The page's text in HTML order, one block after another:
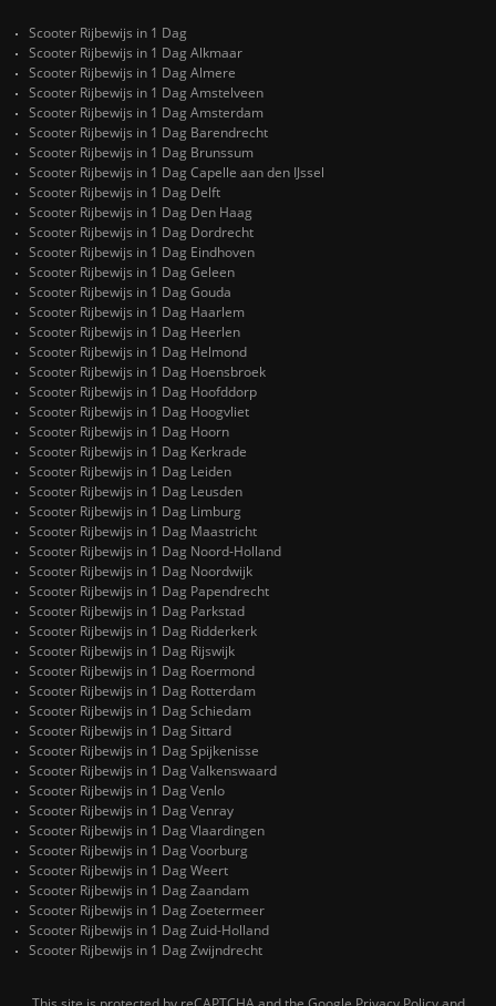
Scooter Rijbewijs in 1 Dag
Scooter Rijbewijs in 1 Dag Alkmaar
Scooter Rijbewijs in 1 Dag Almere
Scooter Rijbewijs in 1 Dag Amstelveen
Scooter Rijbewijs in 1 Dag Amsterdam
Scooter Rijbewijs in 1 Dag Barendrecht
Scooter Rijbewijs in 1 Dag Brunssum
Scooter Rijbewijs in 1 Dag Capelle aan den IJssel
Scooter Rijbewijs in 1 Dag Delft
Scooter Rijbewijs in 1 Dag Den Haag
Scooter Rijbewijs in 1 Dag Dordrecht
Scooter Rijbewijs in 1 Dag Eindhoven
Scooter Rijbewijs in 1 Dag Geleen
Scooter Rijbewijs in 1 Dag Gouda
Scooter Rijbewijs in 1 Dag Haarlem
Scooter Rijbewijs in 1 Dag Heerlen
Scooter Rijbewijs in 1 Dag Helmond
Scooter Rijbewijs in 1 Dag Hoensbroek
Scooter Rijbewijs in 1 Dag Hoofddorp
Scooter Rijbewijs in 1 Dag Hoogvliet
Scooter Rijbewijs in 1 Dag Hoorn
Scooter Rijbewijs in 1 Dag Kerkrade
Scooter Rijbewijs in 1 Dag Leiden
Scooter Rijbewijs in 1 Dag Leusden
Scooter Rijbewijs in 1 Dag Limburg
Scooter Rijbewijs in 1 Dag Maastricht
Scooter Rijbewijs in 1 Dag Noord-Holland
Scooter Rijbewijs in 1 Dag Noordwijk
Scooter Rijbewijs in 1 Dag Papendrecht
Scooter Rijbewijs in 1 Dag Parkstad
Scooter Rijbewijs in 1 Dag Ridderkerk
Scooter Rijbewijs in 1 Dag Rijswijk
Scooter Rijbewijs in 1 Dag Roermond
Scooter Rijbewijs in 1 Dag Rotterdam
Scooter Rijbewijs in 1 Dag Schiedam
Scooter Rijbewijs in 1 Dag Sittard
Scooter Rijbewijs in 1 Dag Spijkenisse
Scooter Rijbewijs in 1 Dag Valkenswaard
Scooter Rijbewijs in 1 Dag Venlo
Scooter Rijbewijs in 1 Dag Venray
Scooter Rijbewijs in 1 Dag Vlaardingen
Scooter Rijbewijs in 1 Dag Voorburg
Scooter Rijbewijs in 1 Dag Weert
Scooter Rijbewijs in 1 Dag Zaandam
Scooter Rijbewijs in 1 Dag Zoetermeer
Scooter Rijbewijs in 1 Dag Zuid-Holland
Scooter Rijbewijs in 1 Dag Zwijndrecht